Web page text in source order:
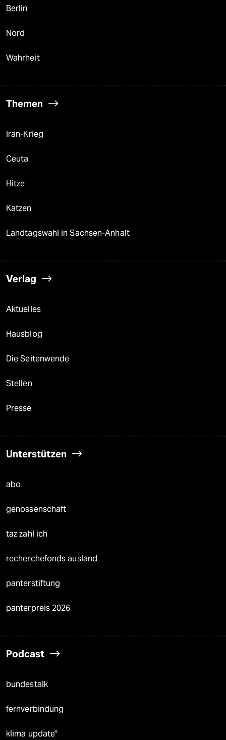
Berlin
Nord
Wahrheit
Themen
Iran-Krieg
Ceuta
Hitze
Katzen
Landtagswahl in Sachsen-Anhalt
Verlag
Aktuelles
Hausblog
Die Seitenwende
Stellen
Presse
Unterstützen
abo
genossenschaft
taz zahl ich
recherchefonds ausland
panterstiftung
panterpreis 2026
Podcast
bundestalk
fernverbindung
klima update°